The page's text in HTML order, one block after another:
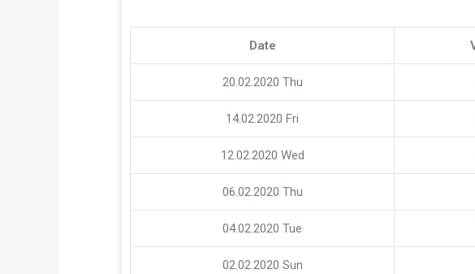
Date
20.02.2020 Thu
14.02.2020 Fri
12.02.2020 Wed
06.02.2020 Thu
04.02.2020Tue
02.02.2020 Sun